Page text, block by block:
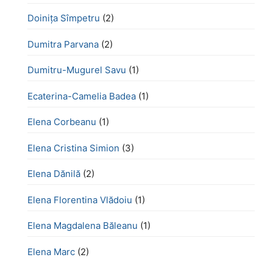
Doinița Sîmpetru (2)
Dumitra Parvana (2)
Dumitru-Mugurel Savu (1)
Ecaterina-Camelia Badea (1)
Elena Corbeanu (1)
Elena Cristina Simion (3)
Elena Dănilă (2)
Elena Florentina Vlădoiu (1)
Elena Magdalena Băleanu (1)
Elena Marc (2)